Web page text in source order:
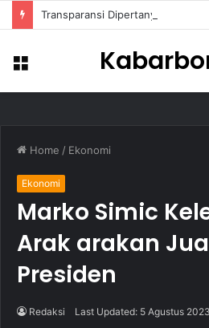
Menu
Home / Ekonomi
Ekonomi
Marko Simic
Arak arakan
Presiden
Redaksi Last Updated: 5 Agustus 2023